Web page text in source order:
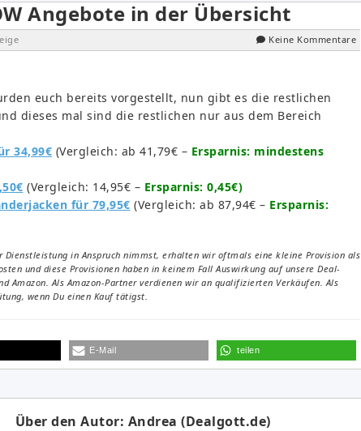
Angebote in der Übersicht
Keine Kommentare
euch bereits vorgestellt, nun gibt es die restlichen
dieses mal sind die restlichen nur aus dem Bereich
34,99€ (Vergleich: ab 41,79€ – Ersparnis: mindestens
(Vergleich: 14,95€ – Ersparnis: 0,45€)
für 79,95€ (Vergleich: ab 87,94€ – Ersparnis:
Dienstleistung in Anspruch nimmst, erhalten wir oftmals eine kleine Provision als
und diese Provisionen haben in keinem Fall Auswirkung auf unsere Deal-
Amazon. Als Amazon-Partner verdienen wir an qualifizierten Verkäufen. Als
wenn Du einen Kauf tätigst.
E-Mail teilen
Über den Autor: Andrea (Dealgott.de)